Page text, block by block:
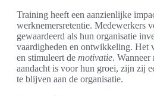
Training heeft een aanzienlijke
werknemersretentie. Medewerkers
gewaardeerd als hun organisatie
vaardigheden en ontwikkeling. Het
en stimuleert de motivatie. Wanneer
aandacht is voor hun groei, zijn zij
te blijven aan de organisatie.